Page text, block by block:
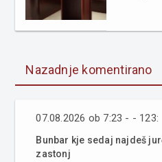
Nazadnje komentirano
07.08.2026 ob 7:23 - - 123:
Bunbar kje sedaj najdeš
zastonj